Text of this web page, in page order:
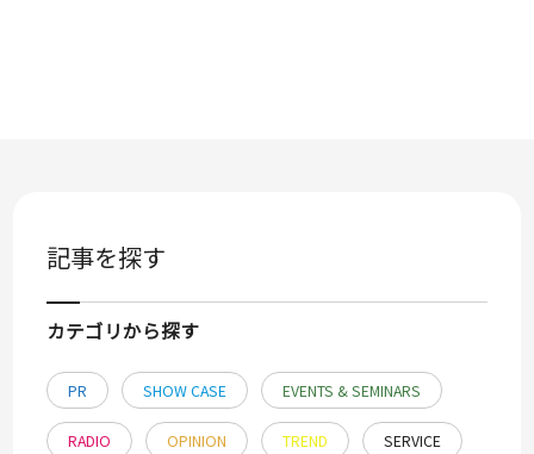
記事を探す
カテゴリから探す
PR SHOW CASE EVENTS & SEMINARS
RADIO OPINION TREND SERVICE